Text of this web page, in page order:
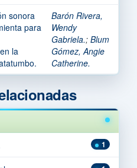
sonora
para
la
Barón Rivera,
Wendy
Gabriela.; Blum
Gómez, Angie
Catherine.
1